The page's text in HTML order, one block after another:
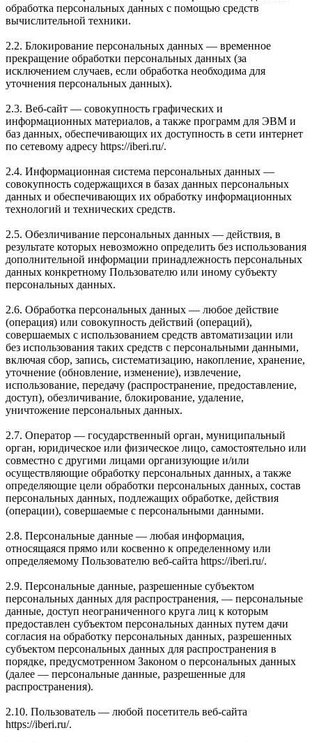
обработка персональных данных с помощью средств
вычислительной техники.
2.2. Блокирование персональных данных — временное
прекращение обработки персональных данных (за
исключением случаев, если обработка необходима для
уточнения персональных данных).
2.3. Веб-сайт — совокупность графических и
информационных материалов, а также программ для ЭВМ и
баз данных, обеспечивающих их доступность в сети интернет
по сетевому адресу https://iberi.ru/.
2.4. Информационная система персональных данных —
совокупность содержащихся в базах данных персональных
данных и обеспечивающих их обработку информационных
технологий и технических средств.
2.5. Обезличивание персональных данных — действия, в
результате которых невозможно определить без использования
дополнительной информации принадлежность персональных
данных конкретному Пользователю или иному субъекту
персональных данных.
2.6. Обработка персональных данных — любое действие
(операция) или совокупность действий (операций),
совершаемых с использованием средств автоматизации или
без использования таких средств с персональными данными,
включая сбор, запись, систематизацию, накопление, хранение,
уточнение (обновление, изменение), извлечение,
использование, передачу (распространение, предоставление,
доступ), обезличивание, блокирование, удаление,
уничтожение персональных данных.
2.7. Оператор — государственный орган, муниципальный
орган, юридическое или физическое лицо, самостоятельно или
совместно с другими лицами организующие и/или
осуществляющие обработку персональных данных, а также
определяющие цели обработки персональных данных, состав
персональных данных, подлежащих обработке, действия
(операции), совершаемые с персональными данными.
2.8. Персональные данные — любая информация,
относящаяся прямо или косвенно к определенному или
определяемому Пользователю веб-сайта https://iberi.ru/.
2.9. Персональные данные, разрешенные субъектом
персональных данных для распространения, — персональные
данные, доступ неограниченного круга лиц к которым
предоставлен субъектом персональных данных путем дачи
согласия на обработку персональных данных, разрешенных
субъектом персональных данных для распространения в
порядке, предусмотренном Законом о персональных данных
(далее — персональные данные, разрешенные для
распространения).
2.10. Пользователь — любой посетитель веб-сайта
https://iberi.ru/.